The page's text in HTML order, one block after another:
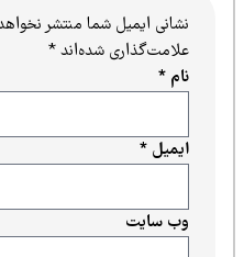
نشانی ایمیل شما منتشر نخواهد شد.
علامت‌گذاری شده‌اند*
ایمیل*
وب‌ سایت